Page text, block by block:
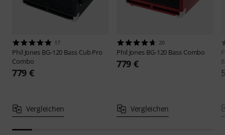
17
Phil Jones BG-120 Bass Cub Pro
Combo
779 €
Vergleichen
20
Phil Jones BG-120 Bass Combo
779 €
Vergleichen